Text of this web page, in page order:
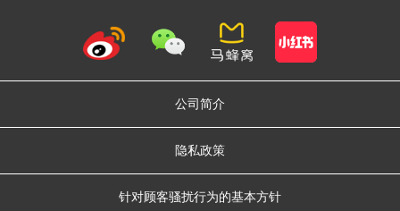
公司简介
隐私政策
针对顾客骚扰行为的基本方针